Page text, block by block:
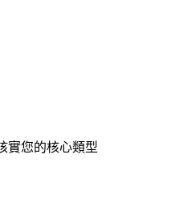
實您的核心類型